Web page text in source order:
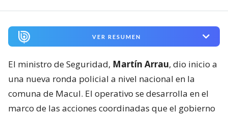
VER RESUMEN
El ministro de Seguridad, Martín Arrau, dio inicio a
una nueva ronda policial a nivel nacional en la
comuna de Macul. El operativo se desarrolla en el
marco de las acciones coordinadas que el gobierno